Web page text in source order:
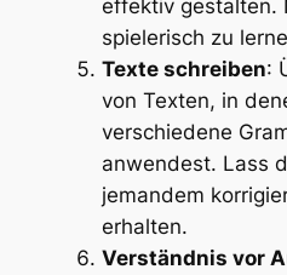
effektiv gestalten.
spielerisch zu
Texte schreiben:
von Texten, in
verschiedene
anwendest. Lass
jemandem
erhalten.
Verständnis vor